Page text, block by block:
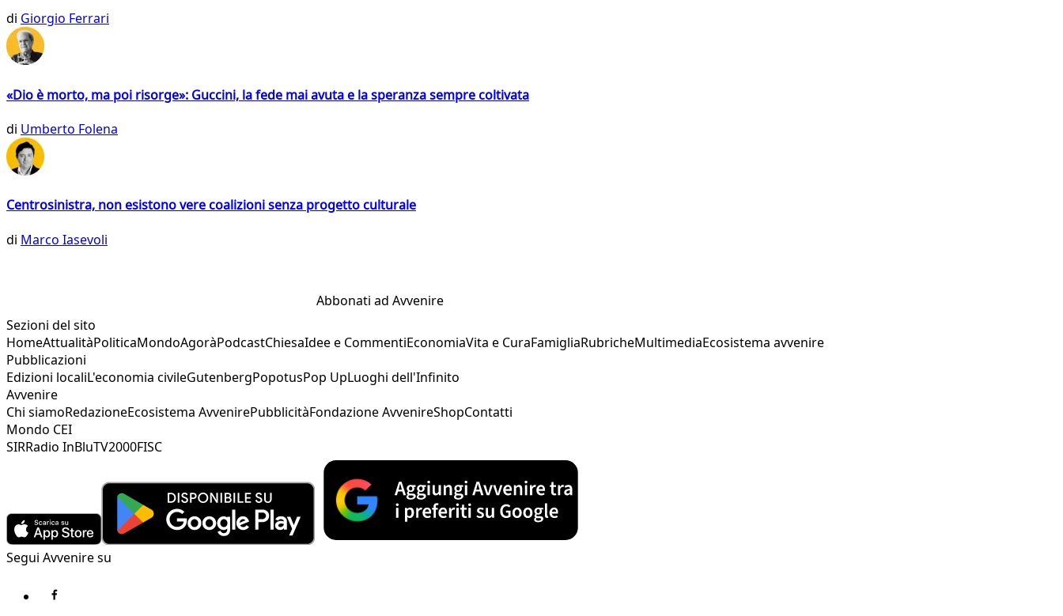
di Giorgio Ferrari
«Dio è morto, ma poi risorge»: Guccini, la fede mai avuta e la speranza sempre coltivata
di Umberto Folena
Centrosinistra, non esistono vere coalizioni senza progetto culturale
di Marco Iasevoli
Abbonati ad Avvenire
Sezioni del sito
HomeAttualitàPoliticaMondoAgoràPodcastChiesaIdee e CommentiEconomiaVita e CuraFamigliaRubricheMultimediaEcosistema avvenire
Pubblicazioni
Edizioni localiL'economia civileGutenbergPopotusPop UpLuoghi dell'Infinito
Avvenire
Chi siamoRedazioneEcosistema AvvenirePubblicitàFondazione AvvenireShopContatti
Mondo CEI
SIRRadio InBluTV2000FISC
Segui Avvenire su